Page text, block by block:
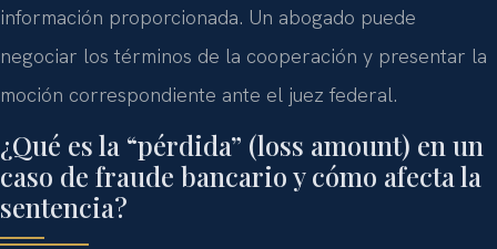
información proporcionada. Un abogado puede
negociar los términos de la cooperación y presentar la
moción correspondiente ante el juez federal.
¿Qué es la “pérdida” (loss amount) en un
caso de fraude bancario y cómo afecta la
sentencia?